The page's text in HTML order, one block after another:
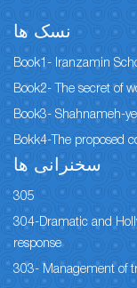
نسک ها
Book1- Iranzamin
Book2- The secret of
Book3- Shahnameh-
Bokk4-The proposed
سخنرانی ها
305
304-Dramatic and
response
303- Management of